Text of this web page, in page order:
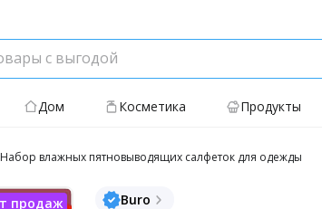
Дом Косметика Продукты
Набор влажных пятновыводящих салфеток для одежды
Buro